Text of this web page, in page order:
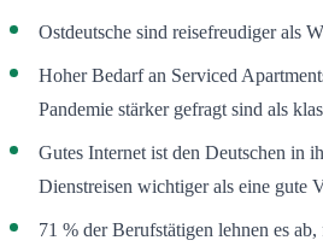
Ostdeutsche sind reisefreudiger als
Hoher Bedarf an Serviced
Pandemie stärker gefragt sind als
Gutes Internet ist den Deutschen in
Dienstreisen wichtiger als eine gute
71 % der Berufstätigen lehnen es